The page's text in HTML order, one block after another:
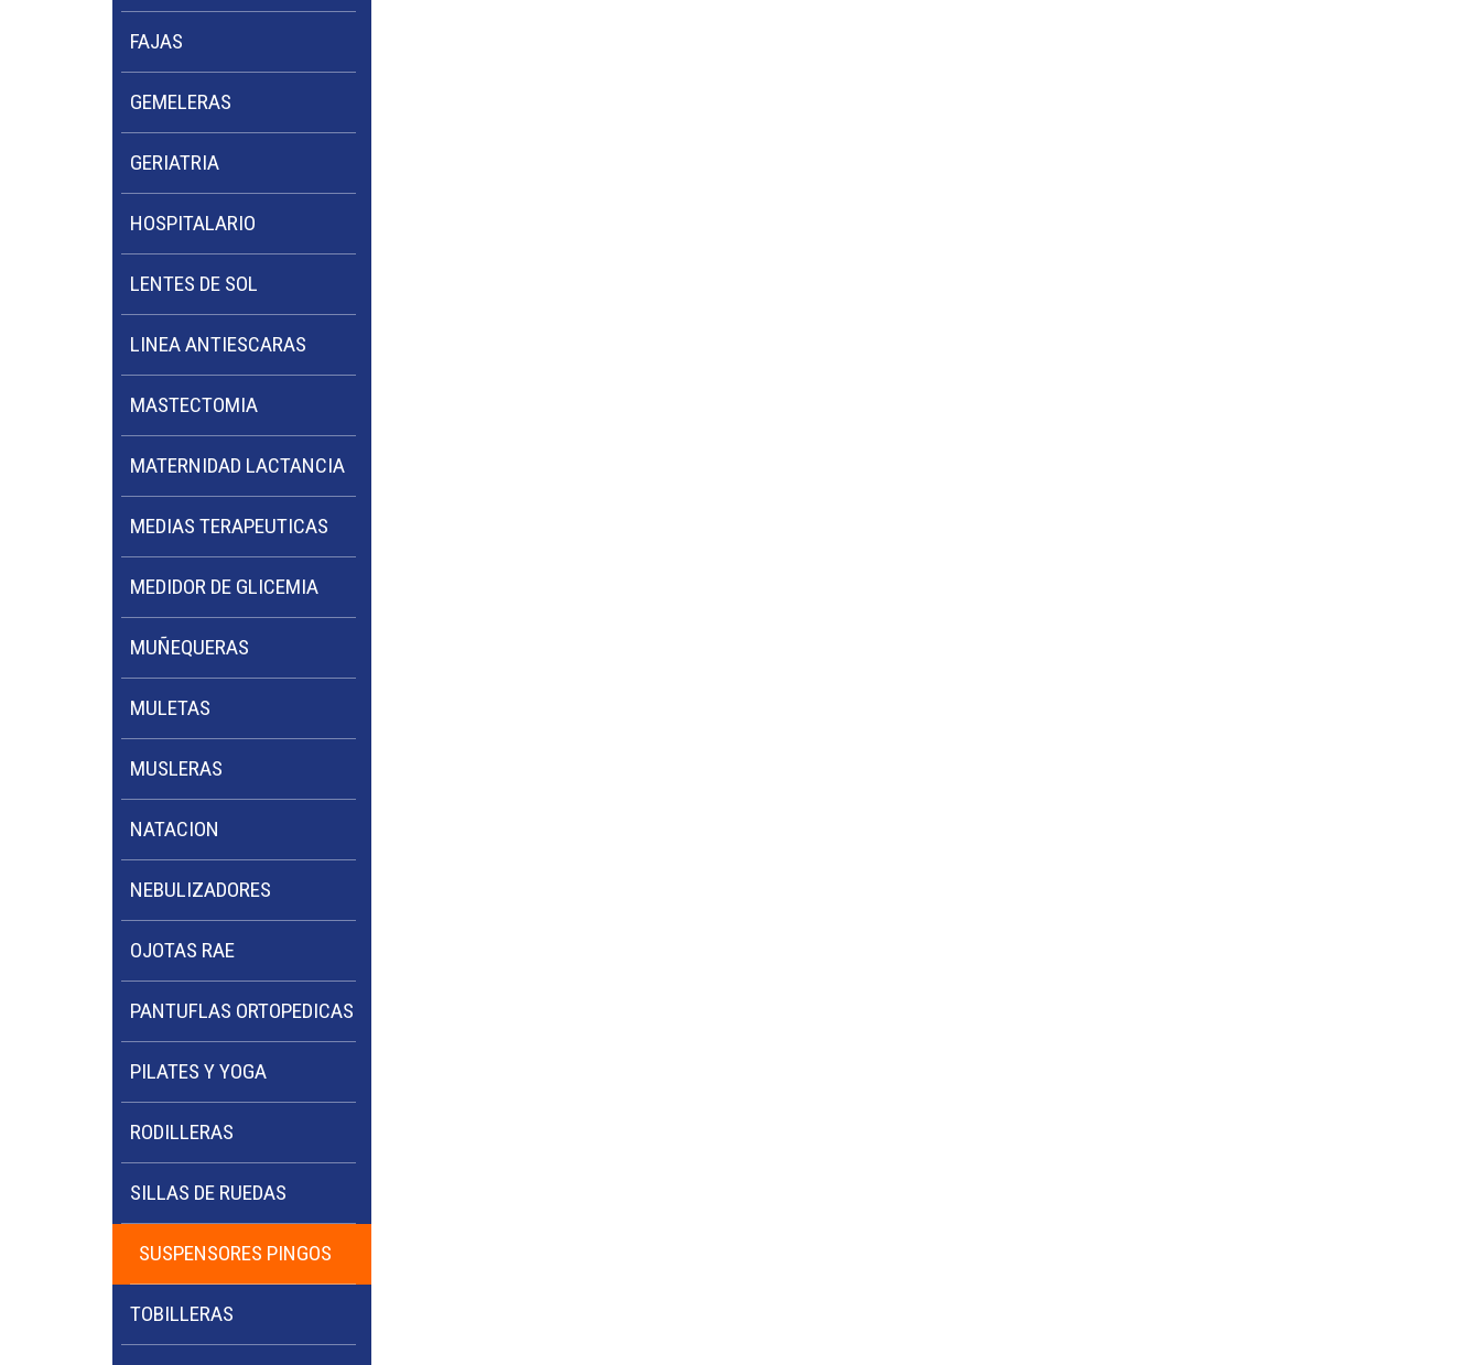
FAJAS
GEMELERAS
GERIATRIA
HOSPITALARIO
LENTES DE SOL
LINEA ANTIESCARAS
MASTECTOMIA
MATERNIDAD LACTANCIA
MEDIAS TERAPEUTICAS
MEDIDOR DE GLICEMIA
MUÑEQUERAS
MULETAS
MUSLERAS
NATACION
NEBULIZADORES
OJOTAS RAE
PANTUFLAS ORTOPEDICAS
PILATES Y YOGA
RODILLERAS
SILLAS DE RUEDAS
SUSPENSORES PINGOS
TOBILLERAS